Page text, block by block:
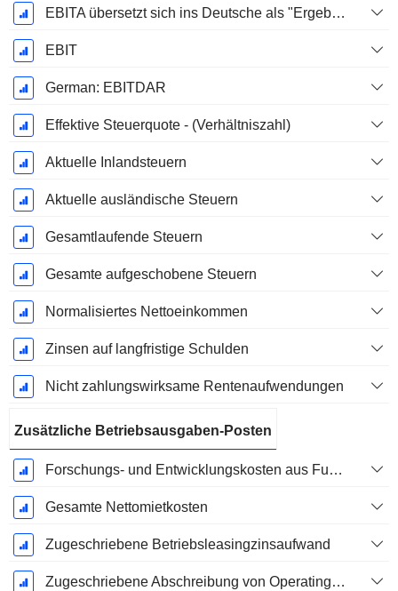
EBITA übersetzt sich ins Deutsche als "Ergebnis vor Zinsen, Steuern und Abschreibungen".
EBIT
German: EBITDAR
Effektive Steuerquote - (Verhältniszahl)
Aktuelle Inlandsteuern
Aktuelle ausländische Steuern
Gesamtlaufende Steuern
Gesamte aufgeschobene Steuern
Normalisiertes Nettoeinkommen
Zinsen auf langfristige Schulden
Nicht zahlungswirksame Rentenaufwendungen
Zusätzliche Betriebsausgaben-Posten
Forschungs- und Entwicklungskosten aus Fußnoten
Gesamte Nettomietkosten
Zugeschriebene Betriebsleasingzinsaufwand
Zugeschriebene Abschreibung von Operating-Leasingverträgen